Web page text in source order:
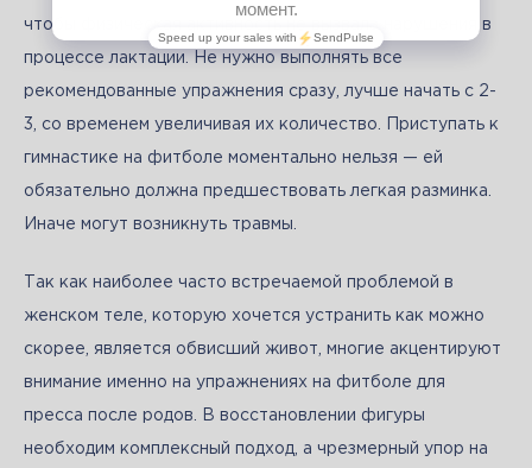
чтобы физическая активность не вызвала нарушения в
процессе лактации. Не нужно выполнять все
рекомендованные упражнения сразу, лучше начать с 2-
3, со временем увеличивая их количество. Приступать к
гимнастике на фитболе моментально нельзя — ей
обязательно должна предшествовать легкая разминка.
Иначе могут возникнуть травмы.
Так как наиболее часто встречаемой проблемой в
женском теле, которую хочется устранить как можно
скорее, является обвисший живот, многие акцентируют
внимание именно на упражнениях на фитболе для
пресса после родов. В восстановлении фигуры
необходим комплексный подход, а чрезмерный упор на